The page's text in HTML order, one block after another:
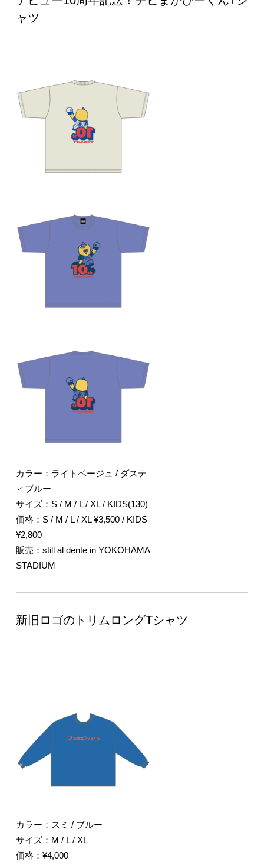
ャツ
カラー：ライトベージュ / ダステ
ィブルー
サイズ：S / M / L / XL / KIDS(130)
価格：S / M / L / XL ¥3,500 / KIDS
¥2,800
販売：still al dente in YOKOHAMA
STADIUM
新旧ロゴのトリムロングTシャツ
カラー：スミ / ブルー
サイズ：M / L / XL
価格：¥4,000